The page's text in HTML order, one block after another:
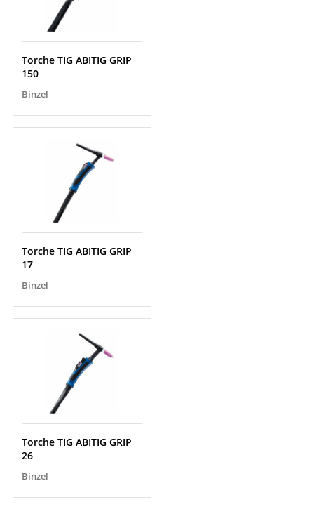
Torche TIG ABITIG GRIP
150
Binzel
Torche TIG ABITIG GRIP
17
Binzel
Torche TIG ABITIG GRIP
26
Binzel